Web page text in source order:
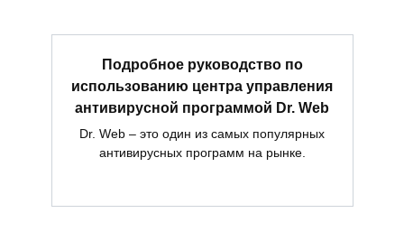
Подробное руководство по
использованию центра управления
антивирусной программой Dr. Web
Dr. Web – это один из самых популярных
антивирусных программ на рынке.